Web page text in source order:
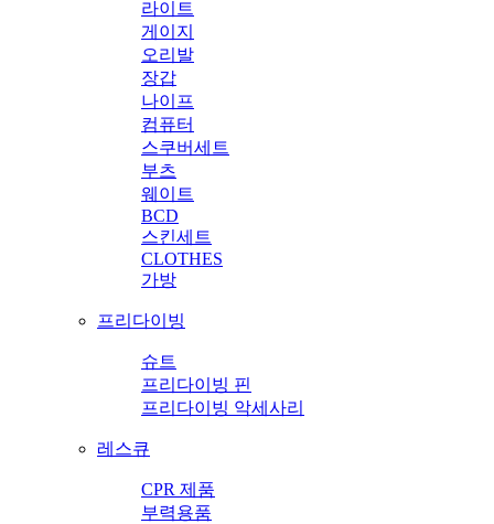
라이트
게이지
오리발
장갑
나이프
컴퓨터
스쿠버세트
부츠
웨이트
BCD
스킨세트
CLOTHES
가방
프리다이빙
슈트
프리다이빙 핀
프리다이빙 악세사리
레스큐
CPR 제품
부력용품